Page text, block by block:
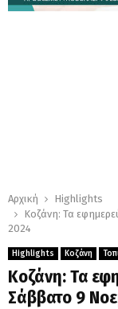
Αρχική
Highlights
Κοζάνη: Τα
2024
Highlights Κοζάνη
Κοζάνη: Τα
Σάββατο 9